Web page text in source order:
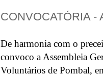
CONVOCATÓRIA -
De harmonia com o
convoco a Assembleia
Voluntários de Pombal,